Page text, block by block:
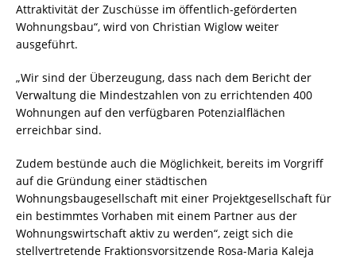
Attraktivität der Zuschüsse im öffentlich-geförderten
Wohnungsbau“, wird von Christian Wiglow weiter
ausgeführt.
„Wir sind der Überzeugung, dass nach dem Bericht der
Verwaltung die Mindestzahlen von zu errichtenden 400
Wohnungen auf den verfügbaren Potenzialflächen
erreichbar sind.
Zudem bestünde auch die Möglichkeit, bereits im Vorgriff
auf die Gründung einer städtischen
Wohnungsbaugesellschaft mit einer Projektgesellschaft für
ein bestimmtes Vorhaben mit einem Partner aus der
Wohnungswirtschaft aktiv zu werden“, zeigt sich die
stellvertretende Fraktionsvorsitzende Rosa-Maria Kaleja